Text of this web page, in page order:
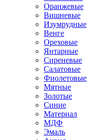
Оранжевые
Вишневые
Изумрудные
Венге
Ореховые
Янтарные
Сиреневые
Салатовые
Фиолетовые
Мятные
Золотые
Синие
Материал
МДФ
Эмаль